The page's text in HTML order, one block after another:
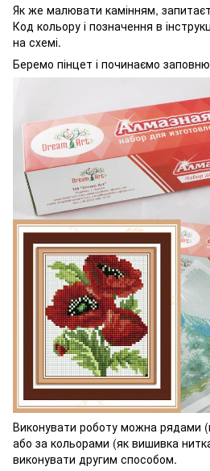
Як же малювати камінням,
Код кольору і позначення в
на схемі.
Беремо пінцет і починаємо
Виконувати роботу можна рядами
або за кольорами (як вишивка
виконувати другим способом.